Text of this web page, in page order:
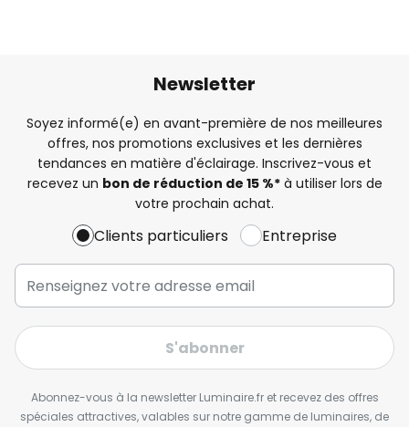
Newsletter
Soyez informé(e) en avant-première de nos meilleures
offres, nos promotions exclusives et les dernières
tendances en matière d'éclairage. Inscrivez-vous et
recevez un bon de réduction de 15 %*à utiliser lors de
votre prochain achat.
Clients particuliers Entreprise
S'abonner
Abonnez-vous à la newsletter Luminaire.fr et recevez des offres
spéciales attractives, valables sur notre gamme de luminaires, de